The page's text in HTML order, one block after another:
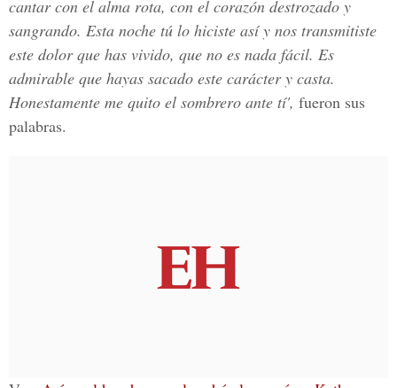
cantar con el alma rota, con el corazón destrozado y
sangrando. Esta noche tú lo hiciste así y nos transmitiste
este dolor que has vivido, que no es nada fácil. Es
admirable que hayas sacado este carácter y casta.
Honestamente me quito el sombrero ante tí', fueron sus
palabras.